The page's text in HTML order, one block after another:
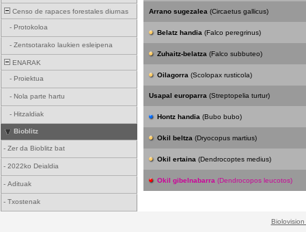
Censo de rapaces forestales diurnas
- Protokoloa
- Zentsotarako laukien esleipena
ENARAK
- Proiektua
- Nola parte hartu
- Hitzaldiak
Bioblitz
- Zer da Bioblitz bat
- 2022ko Deialdia
- Adituak
- Txostenak
Arrano sugezalea (Circaetus gallicus)
Belatz handia (Falco peregrinus)
Zuhaitz-belatza (Falco subbuteo)
Oilagorra (Scolopax rusticola)
Usapal europarra (Streptopelia turtur)
Hontz handia (Bubo bubo)
Okil beltza (Dryocopus martius)
Okil ertaina (Dendrocoptes medius)
Okil gibelnabarra (Dendrocopos leucotos)
Biolovision